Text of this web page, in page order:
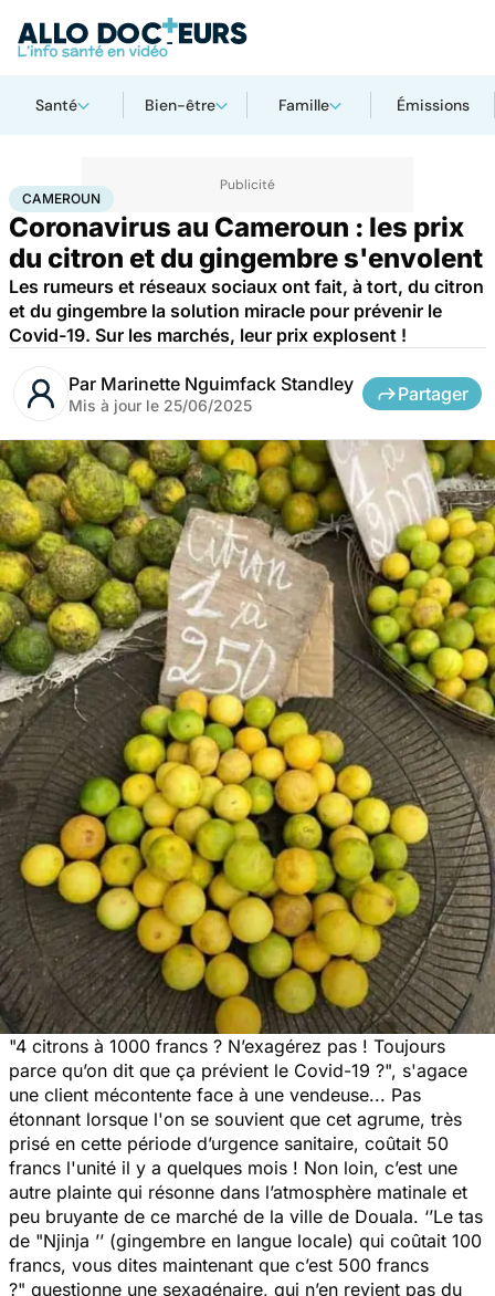
Santé Bien-être Famille Émissions
AccueilSanté Maladies Maladies infectieuses
CAMEROUN
Coronavirus au Cameroun : les prix
du citron et du gingembre s'envolent
Les rumeurs et réseaux sociaux ont fait, à tort, du citron
et du gingembre la solution miracle pour prévenir le
Covid-19. Sur les marchés, leur prix explosent !
Par Marinette Nguimfack Standley
Mis à jour le 25/06/2025
Partager
"4 citrons à 1000 francs ? N’exagérez pas ! Toujours
parce qu’on dit que ça prévient le Covid-19 ?", s'agace
une client mécontente face à une vendeuse... Pas
étonnant lorsque l'on se souvient que cet agrume, très
prisé en cette période d’urgence sanitaire, coûtait 50
francs l'unité il y a quelques mois ! Non loin, c’est une
autre plainte qui résonne dans l’atmosphère matinale et
peu bruyante de ce marché de la ville de Douala. ‘’Le tas
de "Njinja ’’ (gingembre en langue locale) qui coûtait 100
francs, vous dites maintenant que c’est 500 francs
?" questionne une sexagénaire, qui n’en revient pas du